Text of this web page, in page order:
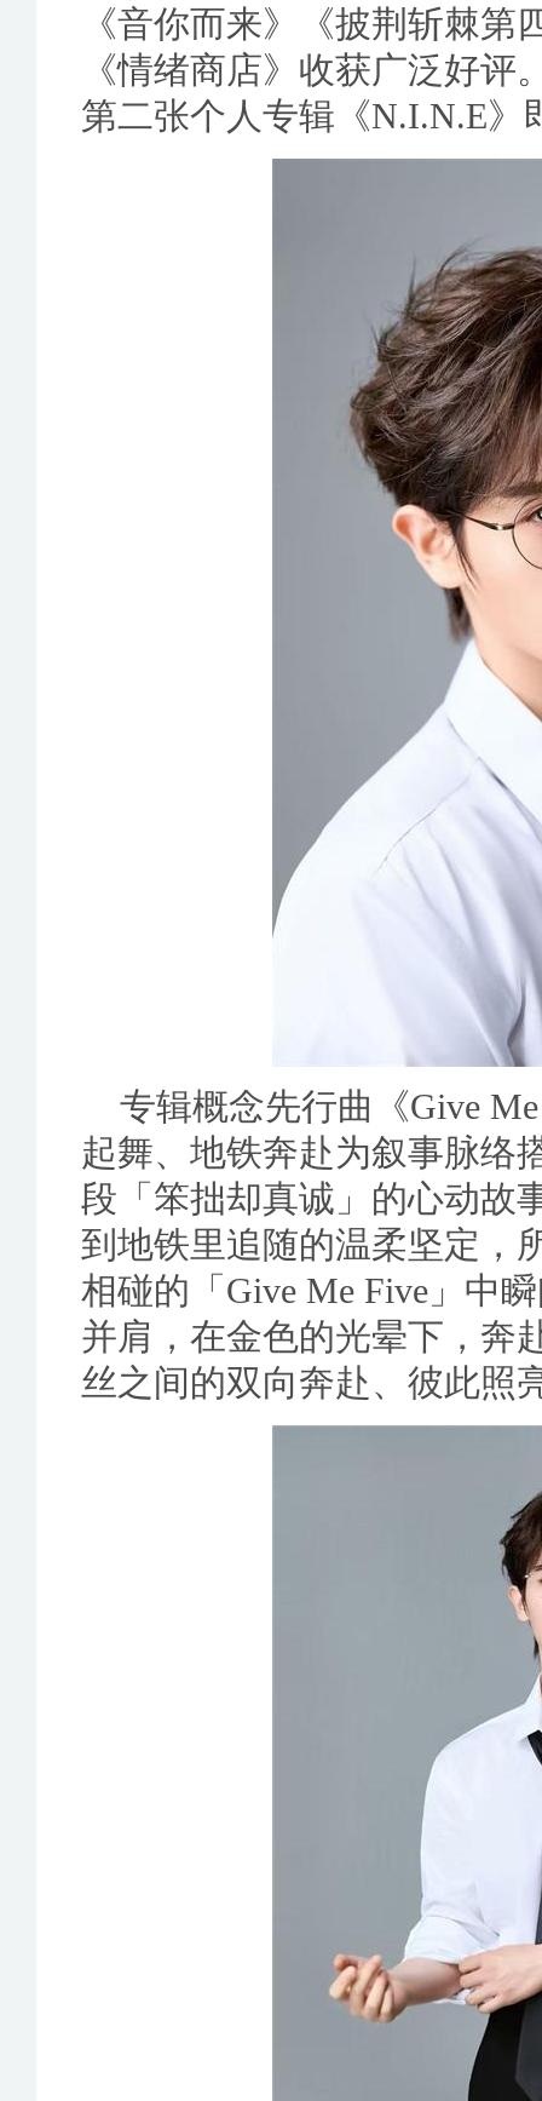
《音你而来》《披荆斩棘
《情绪商店》收获广泛好
第二张个人专辑《N.I.N.E
专辑概念先行曲《Give
起舞、地铁奔赴为叙事脉络
段「笨拙却真诚」的心动故
到地铁里追随的温柔坚定，
相碰的「Give Me Five」中
并肩，在金色的光晕下，奔
丝之间的双向奔赴、彼此照